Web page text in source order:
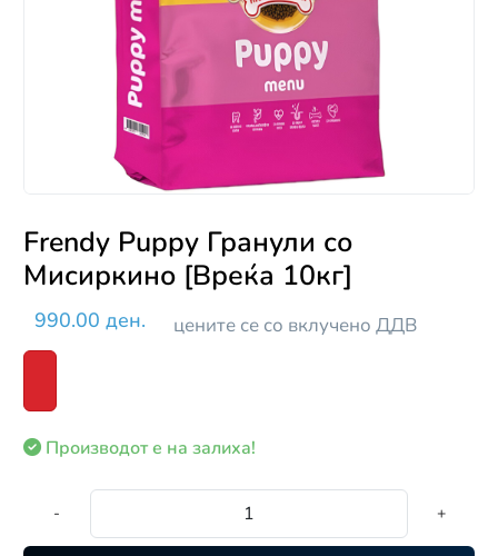
Frendy Puppy Гранули со
Мисиркино [Вреќа 10кг]
990.00 ден. цените се со вклучено ДДВ
Производот е на залиха!
- +